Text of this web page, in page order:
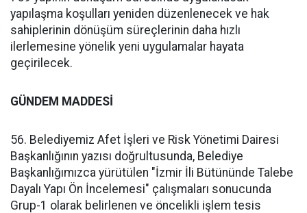
yapılaşma koşulları yeniden düzenlenecek ve hak
sahiplerinin dönüşüm süreçlerinin daha hızlı
ilerlemesine yönelik yeni uygulamalar hayata
geçirilecek.
GÜNDEM MADDESİ
56. Belediyemiz Afet İşleri ve Risk Yönetimi Dairesi
Başkanlığının yazısı doğrultusunda, Belediye
Başkanlığımızca yürütülen "İzmir İli Bütününde Talebe
Dayalı Yapı Ön İncelemesi" çalışmaları sonucunda
Grup-1 olarak belirlenen ve öncelikli işlem tesis